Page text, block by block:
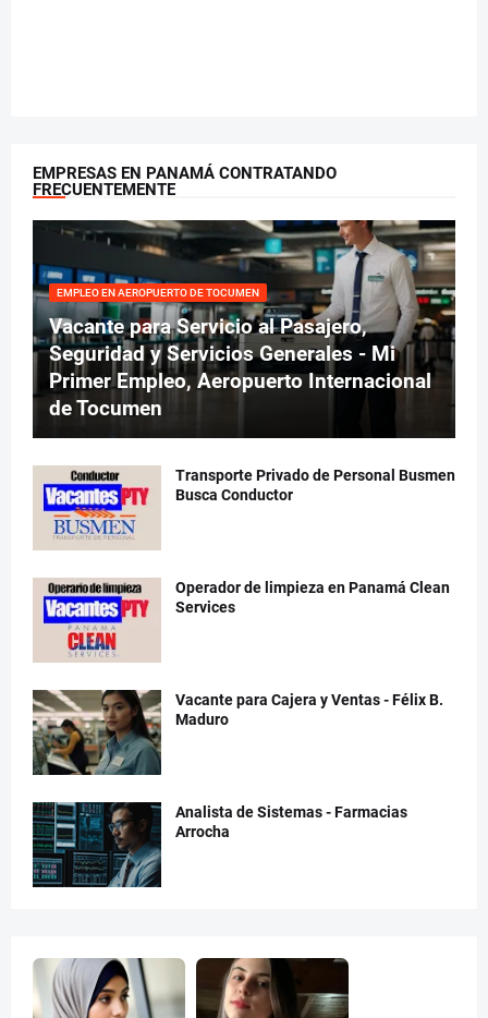
EMPRESAS EN PANAMÁ CONTRATANDO
FRECUENTEMENTE
EMPLEO EN AEROPUERTO DE TOCUMEN
Vacante para Servicio al Pasajero,
Seguridad y Servicios Generales - Mi
Primer Empleo, Aeropuerto Internacional
de Tocumen
Transporte Privado de Personal Busmen
Busca Conductor
Operador de limpieza en Panamá Clean
Services
Vacante para Cajera y Ventas - Félix B.
Maduro
Analista de Sistemas - Farmacias
Arrocha